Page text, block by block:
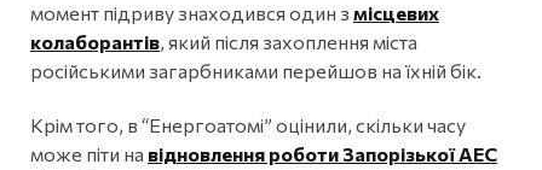
момент підриву знаходився один з місцевих
колаборантів, який після захоплення міста
російськими загарбниками перейшов на їхній бік.
Крім того, в “Енергоатомі” оцінили, скільки часу
може піти на відновлення роботи Запорізької АЕС